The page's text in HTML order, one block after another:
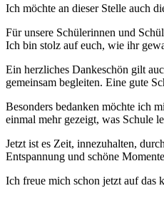
Ich möchte an dieser Stelle auch
Für unsere Schülerinnen und
Ich bin stolz auf euch, wie ihr
Ein herzliches Dankeschön gilt
gemeinsam begleiten. Eine gute
Besonders bedanken möchte ich
einmal mehr gezeigt, was Schule
Jetzt ist es Zeit, innezuhalten,
Entspannung und schöne
Ich freue mich schon jetzt auf das